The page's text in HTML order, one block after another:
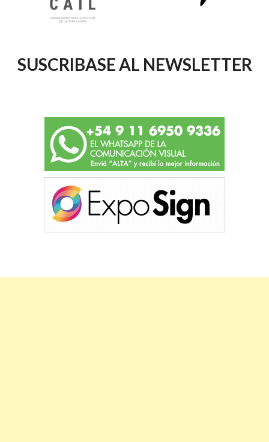
SUSCRIBASE AL NEWSLETTER